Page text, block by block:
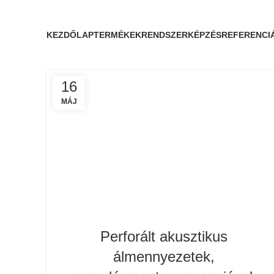
KEZDŐLAPTERMÉKEKRENDSZERKÉPZÉS
16
MÁJ
Perforált akusztikus
álmennyezetek,